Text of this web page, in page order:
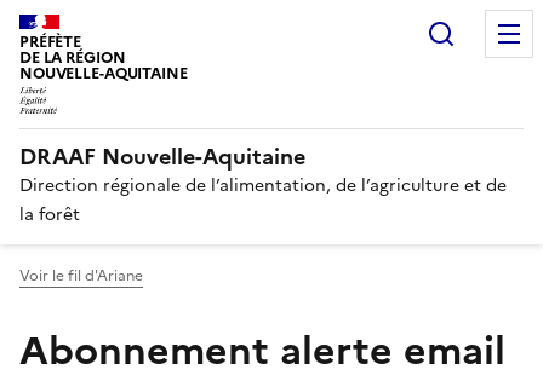
PRÉFÈTE
DE LA RÉGION
NOUVELLE-AQUITAINE
DRAAF Nouvelle-Aquitaine
Direction régionale de l’alimentation, de l’agriculture et de
la forêt
Voir le fil d'Ariane
Abonnement alerte email